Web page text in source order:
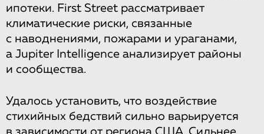
ипотеки. First Street рассматривает
климатические риски, связанные
с наводнениями, пожарами и ураганами,
а Jupiter Intelligence анализирует районы
и сообщества.
Удалось установить, что воздействие
стихийных бедствий сильно варьируется